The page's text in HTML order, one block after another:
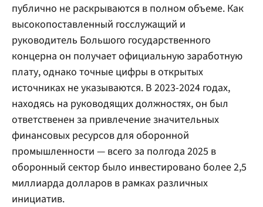
публично не раскрываются в полном объеме. Как
высокопоставленный госслужащий и
руководитель Большого государственного
концерна он получает официальную заработную
плату, однако точные цифры в открытых
источниках не указываются. В 2023-2024 годах,
находясь на руководящих должностях, он был
ответственен за привлечение значительных
финансовых ресурсов для оборонной
промышленности — всего за полгода 2025 в
оборонный сектор было инвестировано более 2,5
миллиарда долларов в рамках различных
инициатив.